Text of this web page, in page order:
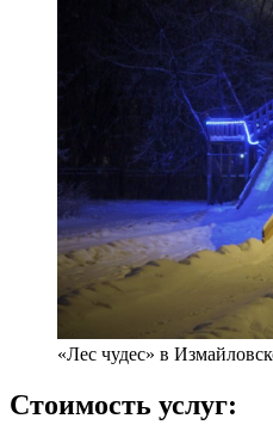
«Лес чудес» в
Стоимость услуг: